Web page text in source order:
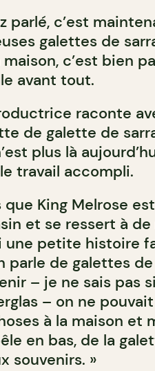
parlé, c’est
galettes de
maison, c’est bien
avant tout.
raconte
de galette de
plus là
travail accompli.
que King Melrose
et se ressert à
une petite histoire
parle de galettes
– je ne sais pas
– on ne
à la maison et
en bas, de la
souvenirs. »